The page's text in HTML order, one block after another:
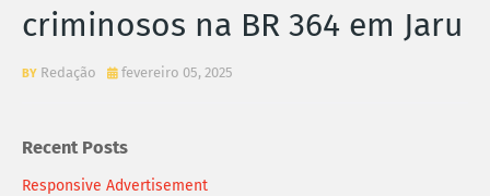
criminosos na BR 364 em Jaru
Redação fevereiro 05, 2025
Recent Posts
Responsive Advertisement